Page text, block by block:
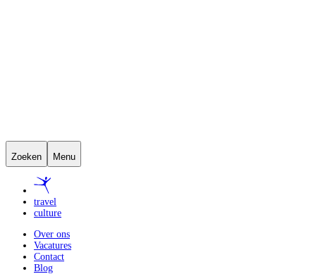
Zoeken Menu
travel
culture
Over ons
Vacatures
Contact
Blog